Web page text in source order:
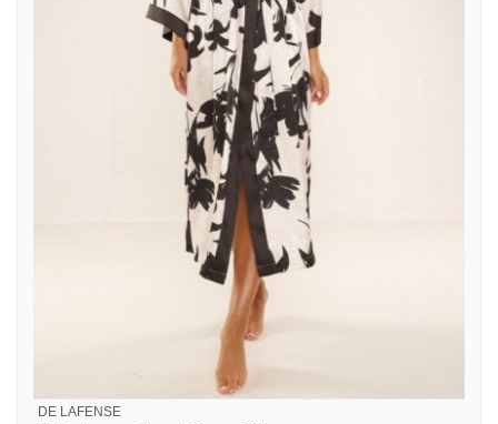
DE LAFENSE